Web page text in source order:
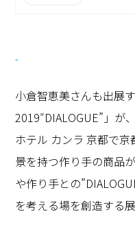
小倉智恵美さんも出展
2019″DIALOGUE”」が
ホテル カンラ 京都で
景を持つ作り手の商品
や作り手との
を考える場を創造する